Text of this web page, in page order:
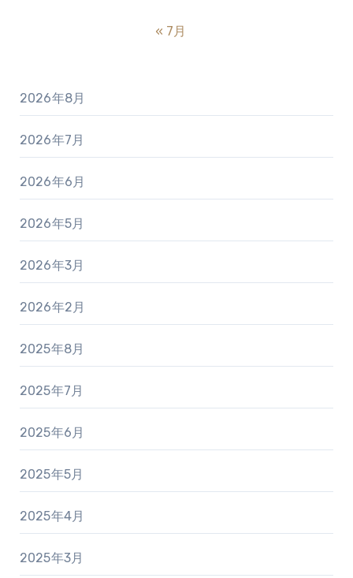
« 7月
2026年8月
2026年7月
2026年6月
2026年5月
2026年3月
2026年2月
2025年8月
2025年7月
2025年6月
2025年5月
2025年4月
2025年3月